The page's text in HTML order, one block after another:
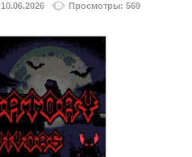
10.06.2026
Просмотры: 569